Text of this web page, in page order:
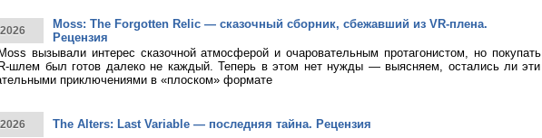
Moss: The Forgotten Relic — сказочный сборник, сбежавший из VR-плена.
Рецензия
вызывали интерес сказочной атмосферой и очаровательным протагонистом, но покупать
шлем был готов далеко не каждый. Теперь в этом нет нужды — выясняем, остались ли эти
приключениями в «плоском» формате
The Alters: Last Variable — последняя тайна. Рецензия